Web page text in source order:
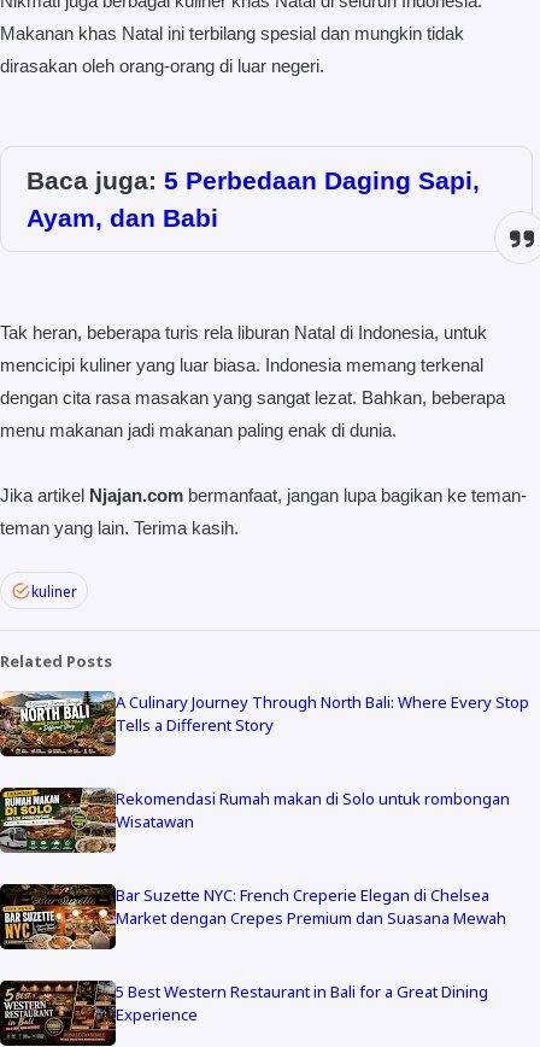
Makanan khas Natal ini terbilang spesial dan mungkin tidak
dirasakan oleh orang-orang di luar negeri.
Baca juga: 5 Perbedaan Daging Sapi,
Ayam, dan Babi
Tak heran, beberapa turis rela liburan Natal di Indonesia, untuk
mencicipi kuliner yang luar biasa. Indonesia memang terkenal
dengan cita rasa masakan yang sangat lezat. Bahkan, beberapa
menu makanan jadi makanan paling enak di dunia.
Jika artikel Njajan.com bermanfaat, jangan lupa bagikan ke teman-
teman yang lain. Terima kasih.
kuliner
Related Posts
A Culinary Journey Through North Bali: Where Every Stop
Tells a Different Story
Rekomendasi Rumah makan di Solo untuk rombongan
Wisatawan
Bar Suzette NYC: French Creperie Elegan di Chelsea
Market dengan Crepes Premium dan Suasana Mewah
5 Best Western Restaurant in Bali for a Great Dining
Experience